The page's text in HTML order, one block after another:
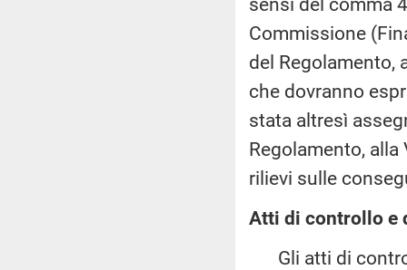
Commissione
del Regolamento,
che dovranno
stata altresì
Regolamento,
rilievi sulle
Atti di controllo e
Gli atti di